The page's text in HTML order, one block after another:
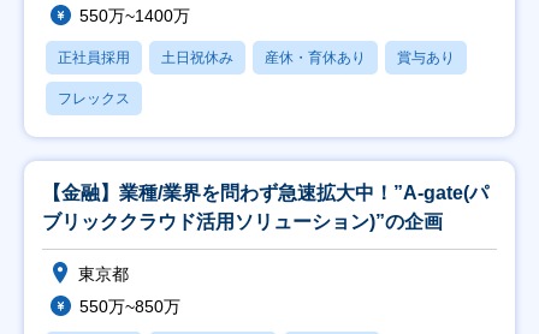
550万~1400万
正社員採用 土日祝休み 産休・育休あり 賞与あり
フレックス
【金融】業種/業界を問わず急速拡大中！”A-gate(パ
ブリッククラウド活用ソリューション)”の企画
東京都
550万~850万